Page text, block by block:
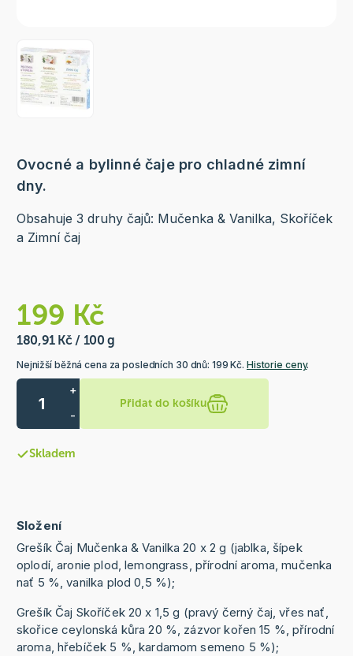
Ovocné a bylinné čaje pro chladné zimní
dny.
Obsahuje 3 druhy čajů: Mučenka & Vanilka, Skoříček
a Zimní čaj
199 Kč
180,91 Kč / 100 g
Nejnižší běžná cena za posledních 30 dnů: 199 Kč. Historie ceny.
+
-
Přidat do košíku
Skladem
Složení
Grešík Čaj Mučenka & Vanilka 20 x 2 g (jablka, šípek
oplodí, aronie plod, lemongrass, přírodní aroma, mučenka
nať 5 %, vanilka plod 0,5 %);
Grešík Čaj Skoříček 20 x 1,5 g (pravý černý čaj, vřes nať,
skořice ceylonská kůra 20 %, zázvor kořen 15 %, přírodní
aroma, hřebíček 5 %, kardamom semeno 5 %);